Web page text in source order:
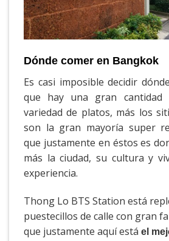
Dónde comer en Bangkok
Es casi imposible decidir
que hay una gran cantidad
variedad de platos, más los
son la gran mayoría super
que justamente en éstos es
más la ciudad, su cultura y
experiencia.
Thong Lo BTS Station está
puestecillos de calle con gran
que justamente aquí está el